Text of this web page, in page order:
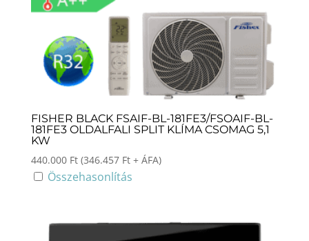
FISHER BLACK FSAIF-BL-181FE3/FSOAIF-BL-
181FE3 OLDALFALI SPLIT KLÍMA CSOMAG 5,1
KW
440.000 Ft (346.457 Ft+ ÁFA)
Összehasonlítás